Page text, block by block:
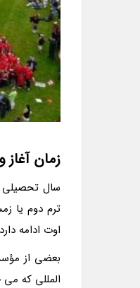
زمان
سال تحصیلی
ترم دوم یا
اوت ادامه
بعضی از
المللی که می